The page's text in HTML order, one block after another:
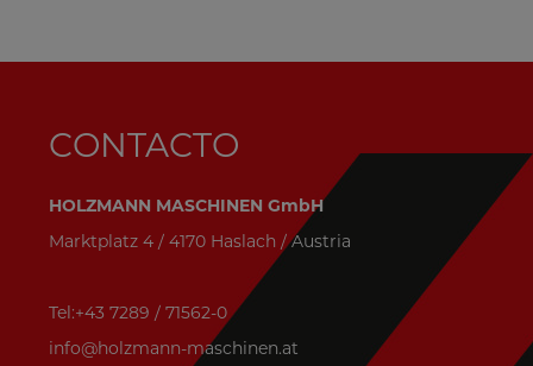
CONTACTO
HOLZMANN MASCHINEN GmbH
Marktplatz 4 / 4170 Haslach / Austria
Tel:+43 7289 / 71562-0
info@holzmann-maschinen.at